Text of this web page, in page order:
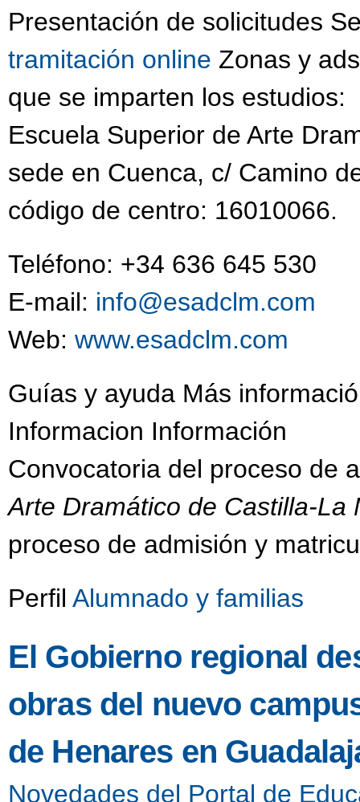
Presentación de solicitudes
tramitación online Zonas y
que se imparten los estudios:
Escuela Superior de Arte
sede en Cuenca, c/ Camino
código de centro: 16010066.
Teléfono: +34 636 645 530
E-mail: info@esadclm.com
Web: www.esadclm.com
Guías y ayuda Más
Informacion Información
Convocatoria del proceso de
Arte Dramático de Castilla-La
proceso de admisión y
Perfil Alumnado y familias
El Gobierno regional
obras del nuevo
de Henares en
Novedades del Portal de